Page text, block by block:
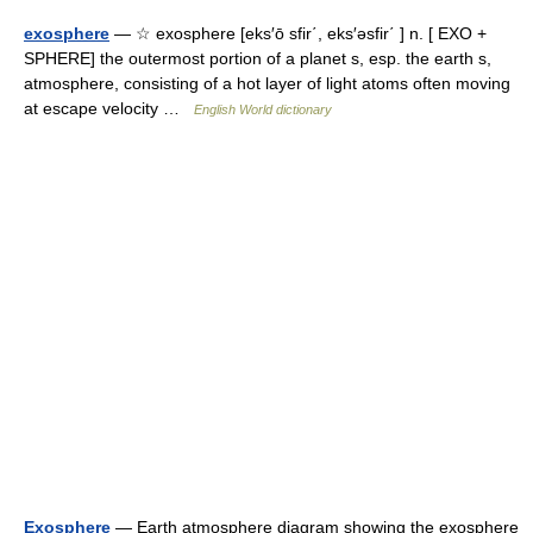
exosphere — ☆ exosphere [eks′ō sfir΄, eks′əsfir΄ ] n. [ EXO +
SPHERE] the outermost portion of a planet s, esp. the earth s,
atmosphere, consisting of a hot layer of light atoms often moving
at escape velocity …
English World dictionary
Exosphere — Earth atmosphere diagram showing the exosphere